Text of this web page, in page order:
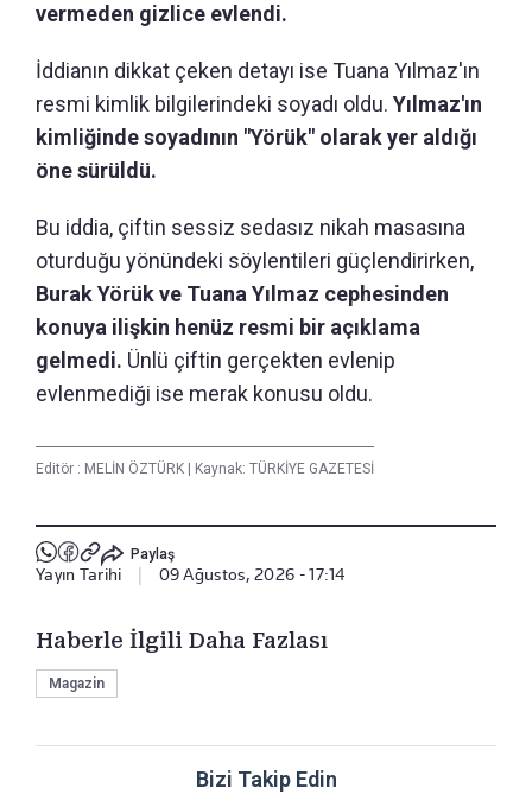
vermeden gizlice evlendi.
İddianın dikkat çeken detayı ise Tuana Yılmaz'ın
resmi kimlik bilgilerindeki soyadı oldu. Yılmaz'ın
kimliğinde soyadının "Yörük" olarak yer aldığı
öne sürüldü.
Bu iddia, çiftin sessiz sedasız nikah masasına
oturduğu yönündeki söylentileri güçlendirirken,
Burak Yörük ve Tuana Yılmaz cephesinden
konuya ilişkin henüz resmi bir açıklama
gelmedi. Ünlü çiftin gerçekten evlenip
evlenmediği ise merak konusu oldu.
Editör : MELİN ÖZTÜRK Kaynak: TÜRKİYE GAZETESİ
Paylaş
Yayın Tarihi 09 Ağustos, 2026 - 17:14
Haberle İlgili Daha Fazlası
Magazin
Bizi Takip Edin